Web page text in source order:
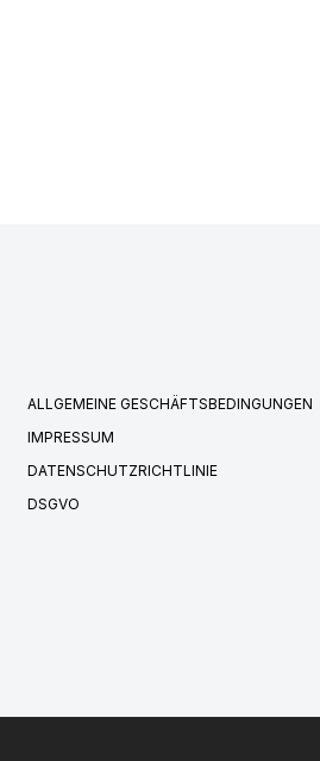
ALLGEMEINE GESCHÄFTSBEDINGUNGEN
IMPRESSUM
DATENSCHUTZRICHTLINIE
DSGVO